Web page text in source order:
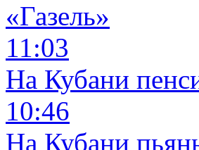
«Газель»
11:03
На Кубани
10:46
На Кубани